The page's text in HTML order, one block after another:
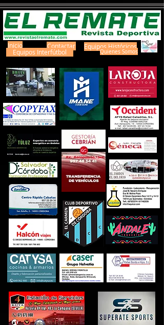
Inicio Contactar
Equipos Interfútbol
Equipos Históricos
Quienes Somos